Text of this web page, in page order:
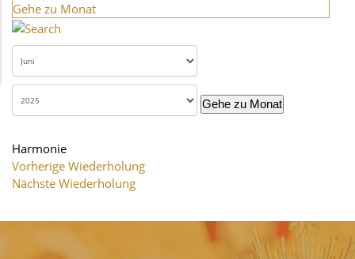
Gehe zu Monat
Gehe zu Monat
Harmonie
Vorherige Wiederholung
Nächste Wiederholung